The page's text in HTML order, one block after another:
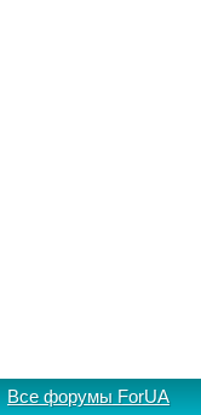
Все форумы ForUA